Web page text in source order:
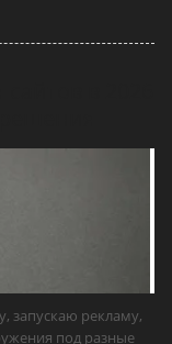
запускаю рекламу,
под разные